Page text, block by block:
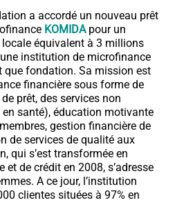
a accordé un nouveau prêt
KOMIDA pour un
équivalent à 3 millions
une institution de microfinance
que fondation. Sa mission est
financière sous forme de
prêt, des services non
santé), éducation motivante
gestion financière de
de services de qualité aux
qui s’est transformée en
et de crédit en 2008, s’adresse
A ce jour, l’institution
clientes situées à 97% en